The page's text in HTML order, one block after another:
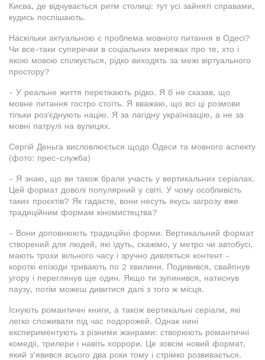
Києва, де відчувається ритм столиці: тут усі зайняті справами,
кудись поспішають.
Наскільки актуальною є проблема мовного питання в Одесі?
Чи все-таки суперечки в соціальних мережах про те, хто і
якою мовою спілкується, рідко виходять за межі віртуального
простору?
- У реальне життя перетікають рідко. Я б не сказав, що
мовне питання гостро стоїть. Я вважаю, що всі ці розмови
тільки роз'єднують націю. Я за лагідну українізацію, а не за
мовні патрулі на вулицях.
Сергій Деньга висловлюється щодо Одеси та мовного аспекту
(фото: прес-служба)
- Я знаю, що ви також брали участь у вертикальних серіалах.
Цей формат доволі популярний у світі. У чому особливість
таких проєктів? Як гадаєте, вони несуть якусь загрозу вже
традиційним формам кіномистецтва?
- Вони доповнюють традиційні форми. Вертикальний формат
створений для людей, які їдуть, скажімо, у метро чи автобусі,
мають трохи вільного часу і зручно дивляться контент -
короткі епізоди тривають по 2 хвилини. Подивився, свайпнув
угору і переглянув ще один. Якщо ти зупинився, натиснув
паузу, потім можеш дивитися далі з того ж місця.
Існують романтичні книги, а також вертикальні серіали, які
легко споживати під час подорожей. Однак нині
експериментують з різними жанрами: створюють романтичні
комедії, трилери і навіть хоррори. Це зовсім новий формат,
який з’явився всього два роки тому і стрімко розвивається.